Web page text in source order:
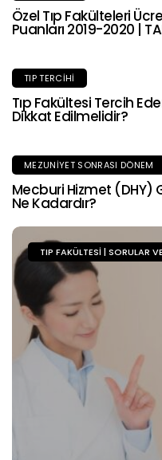
Özel Tıp Fakülteleri
Puanları 2019-2020 |
TIP TERCIHI
Tıp Fakültesi Tercih
Dikkat Edilmelidir?
MEZUNIYET SONRASI DÖNEM
Mecburi Hizmet (DHY)
Ne Kadardır?
TIP FAKÜLTESI |